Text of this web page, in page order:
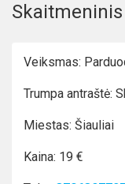
Veiksmas:
Trumpa antraštė:
Miestas: Šiauliai
Kaina: 19 €